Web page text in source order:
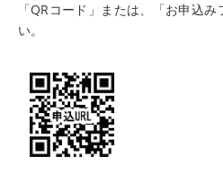
「QRコード」または、「お申込
い。